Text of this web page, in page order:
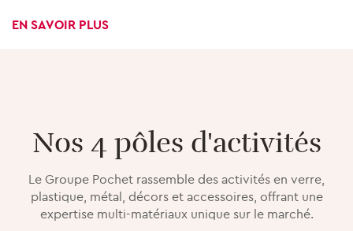
EN SAVOIR PLUS
Nos 4 pôles d'activités
Le Groupe Pochet rassemble des activités en verre,
plastique, métal, décors et accessoires, offrant une
expertise multi-matériaux unique sur le marché.